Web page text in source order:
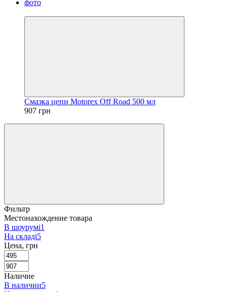
Смазка цепи Motorex Off Road 500 мл
907 грн
Фильтр
Местонахождение товара
В шоурумі1
На складі5
Цена, грн
Наличие
В наличии5